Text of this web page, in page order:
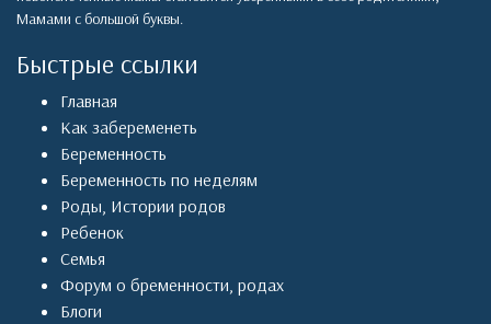
Мамами с большой буквы.
Быстрые ссылки
Главная
Как забеременеть
Беременность
Беременность по неделям
Роды, Истории родов
Ребенок
Семья
Форум о бременности, родах
Блоги